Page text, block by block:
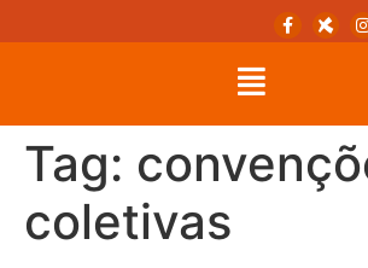
Tag:
coletivas